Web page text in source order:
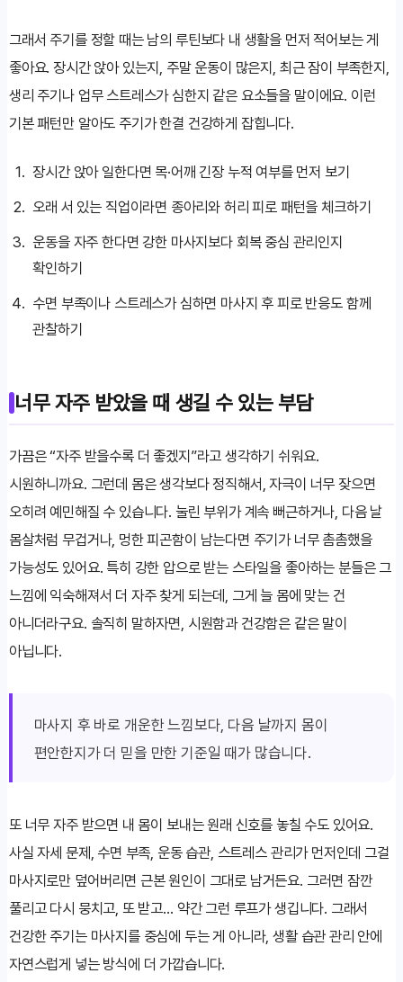
그래서 주기를 정할 때는 남의 루틴보다 내 생활을 먼저 적어보는 게
좋아요. 장시간 앉아 있는지, 주말 운동이 많은지, 최근 잠이 부족한지,
생리 주기나 업무 스트레스가 심한지 같은 요소들을 말이에요. 이런
기본 패턴만 알아도 주기가 한결 건강하게 잡힙니다.
장시간 앉아 일한다면 목·어깨 긴장 누적 여부를 먼저 보기
오래 서 있는 직업이라면 종아리와 허리 피로 패턴을 체크하기
운동을 자주 한다면 강한 마사지보다 회복 중심 관리인지
확인하기
수면 부족이나 스트레스가 심하면 마사지 후 피로 반응도 함께
관찰하기
너무 자주 받았을 때 생길 수 있는 부담
가끔은 “자주 받을수록 더 좋겠지”라고 생각하기 쉬워요.
시원하니까요. 그런데 몸은 생각보다 정직해서, 자극이 너무 잦으면
오히려 예민해질 수 있습니다. 눌린 부위가 계속 뻐근하거나, 다음 날
몸살처럼 무겁거나, 멍한 피곤함이 남는다면 주기가 너무 촘촘했을
가능성도 있어요. 특히 강한 압으로 받는 스타일을 좋아하는 분들은 그
느낌에 익숙해져서 더 자주 찾게 되는데, 그게 늘 몸에 맞는 건
아니더라구요. 솔직히 말하자면, 시원함과 건강함은 같은 말이
아닙니다.
마사지 후 바로 개운한 느낌보다, 다음 날까지 몸이
편안한지가 더 믿을 만한 기준일 때가 많습니다.
또 너무 자주 받으면 내 몸이 보내는 원래 신호를 놓칠 수도 있어요.
사실 자세 문제, 수면 부족, 운동 습관, 스트레스 관리가 먼저인데 그걸
마사지로만 덮어버리면 근본 원인이 그대로 남거든요. 그러면 잠깐
풀리고 다시 뭉치고, 또 받고… 약간 그런 루프가 생깁니다. 그래서
건강한 주기는 마사지를 중심에 두는 게 아니라, 생활 습관 관리 안에
자연스럽게 넣는 방식에 더 가깝습니다.